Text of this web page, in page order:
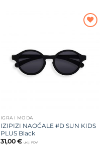
IGRA I MODA
IZIPIZI NAOČALE #D SUN KIDS
PLUS Black
31,00 € uklj. PDV